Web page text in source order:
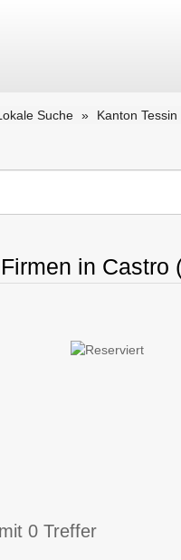
Suche Kanton Tessin
in Castro
0 Treffer